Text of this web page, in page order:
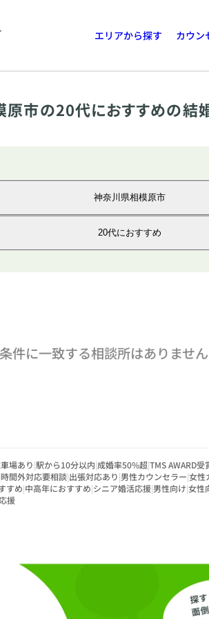
エリアから探す カウン
原市の20代におすすめの結
神奈川県相模原市
20代におすすめ
条件に一致する相談所はありません
場あり|駅から10分以内|成婚率50%超|TMS AWARD受
時間外対応要相談|出張対応あり|男性カウンセラー|女性
すめ|中高年におすすめ|シニア婚活応援|男性向け|女性
援